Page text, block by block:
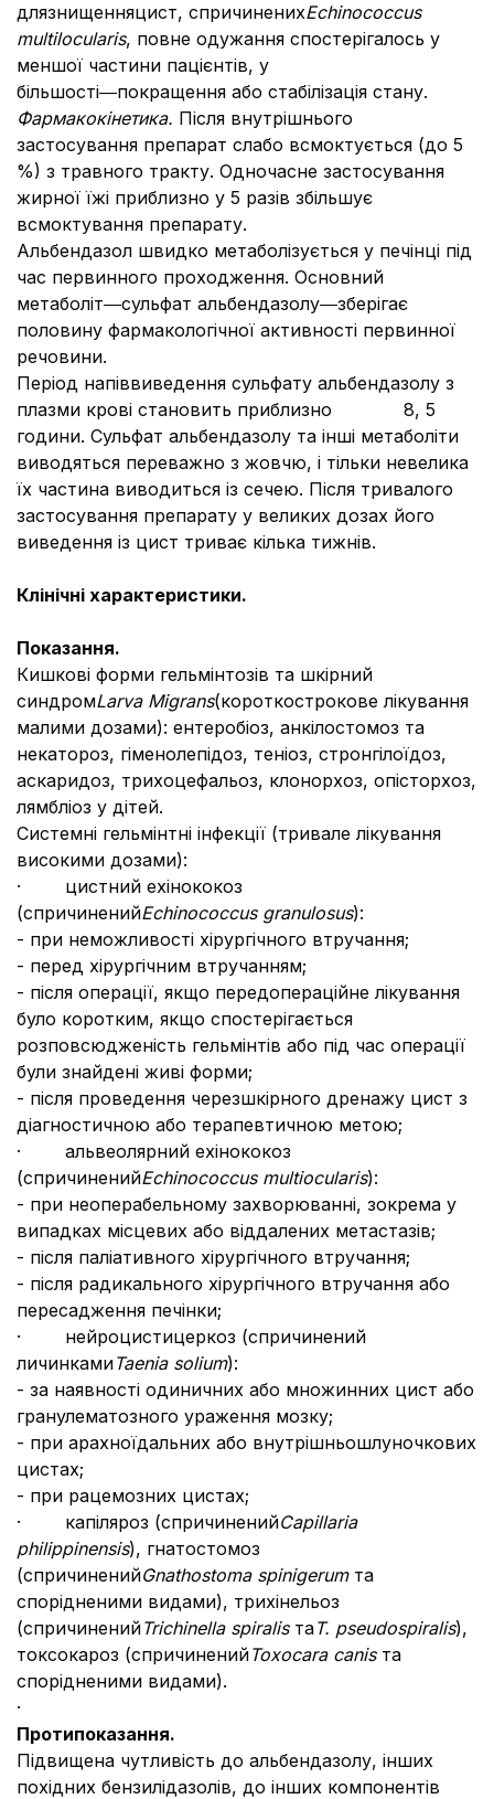
длязнищенняцист, спричиненихEchinococcus
multilocularis, повне одужання спостерігалось у
меншої частини пацієнтів, у
більшості―покращення або стабілізація стану.
Фармакокінетика. Після внутрішнього
застосування препарат слабо всмоктується (до 5
%) з травного тракту. Одночасне застосування
жирної їжі приблизно у 5 разів збільшує
всмоктування препарату.
Альбендазол швидко метаболізується у печінці під
час первинного проходження. Основний
метаболіт―сульфат альбендазолу―зберігає
половину фармакологічної активності первинної
речовини.
Період напіввиведення сульфату альбендазолу з
плазми крові становить приблизно 8, 5
години. Сульфат альбендазолу та інші метаболіти
виводяться переважно з жовчю, і тільки невелика
їх частина виводиться із сечею. Після тривалого
застосування препарату у великих дозах його
виведення із цист триває кілька тижнів.
Клінічні характеристики.
Показання.
Кишкові форми гельмінтозів та шкірний
синдромLarva Migrans(короткострокове лікування
малими дозами): ентеробіоз, анкілостомоз та
некатороз, гіменолепідоз, теніоз, стронгілоїдоз,
аскаридоз, трихоцефальоз, клонорхоз, опісторхоз,
лямбліоз у дітей.
Системні гельмінтні інфекції (тривале лікування
високими дозами):
· цистний ехінококоз
(спричиненийEchinococcus granulosus):
- при неможливості хірургічного втручання;
- перед хірургічним втручанням;
- після операції, якщо передопераційне лікування
було коротким, якщо спостерігається
розповсюдженість гельмінтів або під час операції
були знайдені живі форми;
- після проведення черезшкірного дренажу цист з
діагностичною або терапевтичною метою;
· альвеолярний ехінококоз
(спричиненийEchinococcus multiocularis):
- при неоперабельному захворюванні, зокрема у
випадках місцевих або віддалених метастазів;
- після паліативного хірургічного втручання;
- після радикального хірургічного втручання або
пересадження печінки;
· нейроцистицеркоз (спричинений
личинкамиTaenia solium):
- за наявності одиничних або множинних цист або
гранулематозного ураження мозку;
- при арахноїдальних або внутрішньошлуночкових
цистах;
- при рацемозних цистах;
· капіляроз (спричиненийCapillaria
philippinensis), гнатостомоз
(спричиненийGnathostoma spinigerumта
спорідненими видами), трихінельоз
(спричиненийTrichinella spiralisтаT. pseudospiralis),
токсокароз (спричиненийToxocara canisта
спорідненими видами).
·
Протипоказання.
Підвищена чутливість до альбендазолу, інших
похідних бензилідазолів, до інших компонентів